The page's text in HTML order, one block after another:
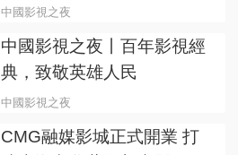
事
中國影視之夜
中國影視之夜丨百年影視經
典，致敬英雄人民
中國影視之夜
CMG融媒影城正式開業 打